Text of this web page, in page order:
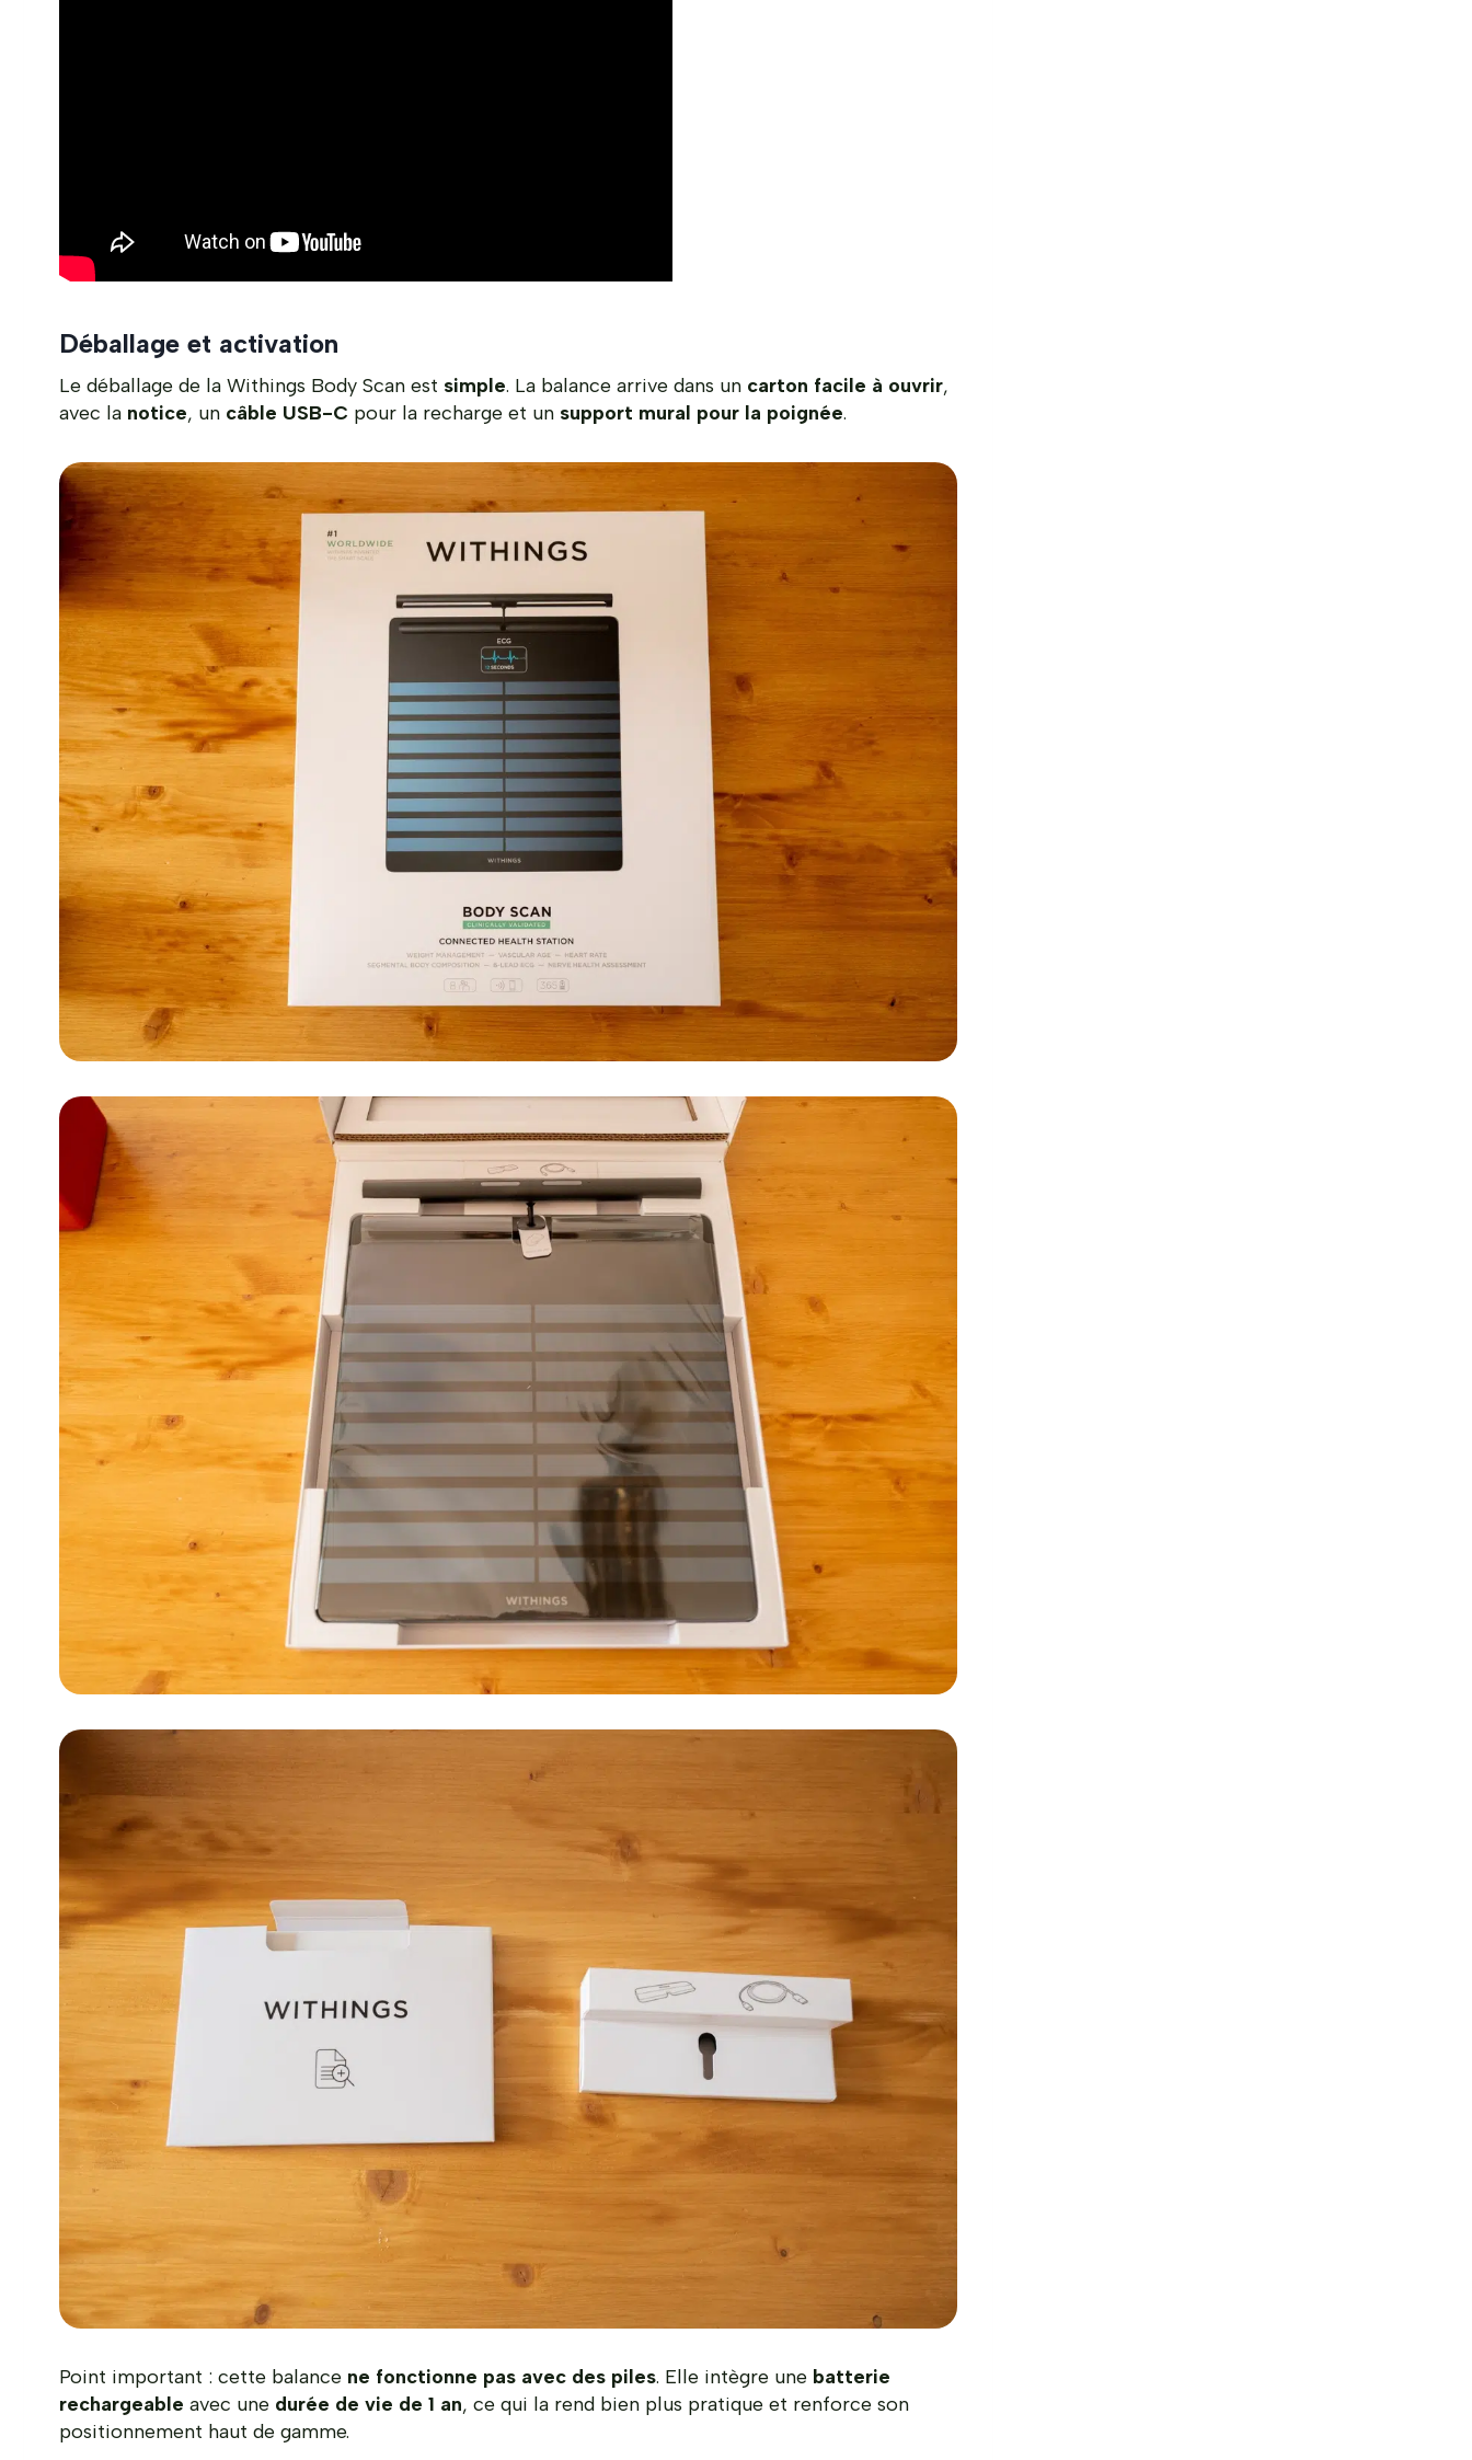
Déballage et activation
Le déballage de la Withings Body Scan est simple. La balance arrive dans un carton facile à ouvrir,
avec la notice, un câble USB-C pour la recharge et un support mural pour la poignée.
Point important : cette balance ne fonctionne pas avec des piles. Elle intègre une batterie
rechargeable avec une durée de vie de 1 an, ce qui la rend bien plus pratique et renforce son
positionnement haut de gamme.